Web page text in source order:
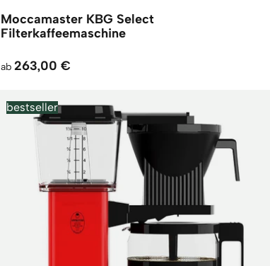
Moccamaster KBG Select
Filterkaffeemaschine
ab 263,00 €
bestseller